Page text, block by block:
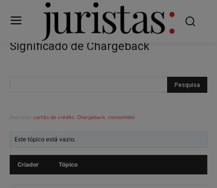
Significado de Chargeback
Marcado: cartão de crédito Chargeback consumidor
Este tópico está vazio.
Criador Tópico